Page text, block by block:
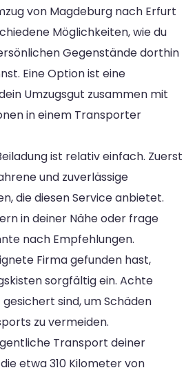
von Magdeburg nach Erfurt
Möglichkeiten, wie du
Gegenstände dorthin
Eine Option ist eine
Umzugsgut zusammen mit
in einem Transporter
ist relativ einfach. Zuerst
und zuverlässige
die diesen Service anbietet.
in deiner Nähe oder frage
nach Empfehlungen.
Firma gefunden hast,
sorgfältig ein. Achte
sind, um Schäden
zu vermeiden.
Transport deiner
etwa 310 Kilometer von